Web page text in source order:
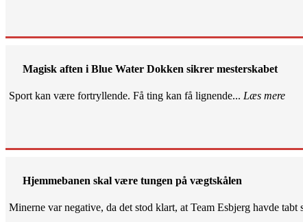
Magisk aften i Blue Water Dokken sikrer mesterskabet
Sport kan være fortryllende. Få ting kan få lignende... Læs mere
Hjemmebanen skal være tungen på vægtskålen
Minerne var negative, da det stod klart, at Team Esbjerg havde